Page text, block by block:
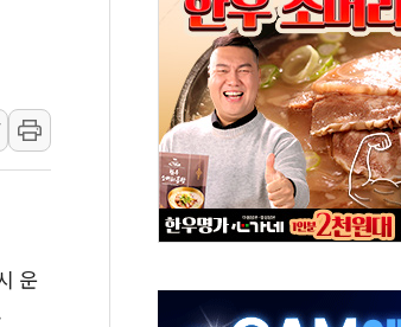
자 기림의 날 참석..."국제적 시민 연대로 목소리 내야"
해루질 중 실종 60대 나흘만에 숨진 채 발견
머니 흉기 살해 10대 아들 체포
'뻔뻔' 받아친 정청래…제주 연설서 신경전 고조
검토 지시…與 "적극 환영"·野 "졸속 국정"
랑주의보…10일까지 최대 3.5m 높은 물결
환 사망 23명…정부, 비상대응기구 가동
, 수도 베이징도 부동산 규제 철폐
위 상승으로 피서객 7명 고립…전원 구조
운